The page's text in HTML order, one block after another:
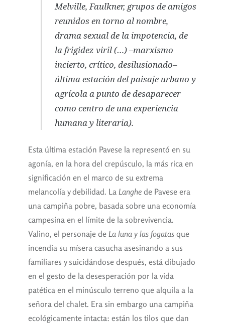
Melville, Faulkner, grupos de amigos
reunidos en torno al nombre,
drama sexual de la impotencia, de
la frigidez viril (…) –marxismo
incierto, crítico, desilusionado–
última estación del paisaje urbano y
agrícola a punto de desaparecer
como centro de una experiencia
humana y literaria).
Esta última estación Pavese la representó en su
agonía, en la hora del crepúsculo, la más rica en
significación en el marco de su extrema
melancolía y debilidad. La Langhede Pavese era
una campiña pobre, basada sobre una economía
campesina en el límite de la sobrevivencia.
Valino, el personaje de La luna y las fogatas que
incendia su mísera casucha asesinando a sus
familiares y suicidándose después, está dibujado
en el gesto de la desesperación por la vida
patética en el minúsculo terreno que alquila a la
señora del chalet. Era sin embargo una campiña
ecológicamente intacta: están los tilos que dan